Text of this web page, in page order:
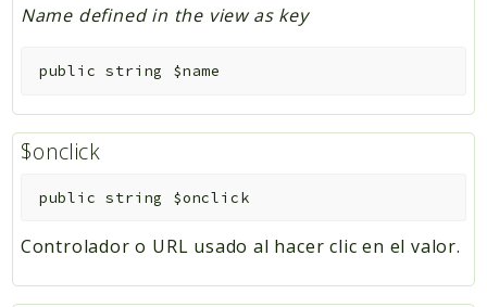
Name defined in the view as key
public string $name
$onclick
public string $onclick
Controlador o URL usado al hacer clic en el valor.